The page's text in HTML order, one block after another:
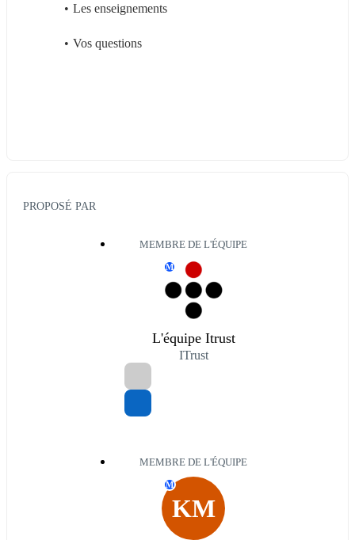
Les enseignements
Vos questions
PROPOSÉ PAR
MEMBRE DE L'ÉQUIPE
M
L'équipe Itrust
ITrust
MEMBRE DE L'ÉQUIPE
KM
M